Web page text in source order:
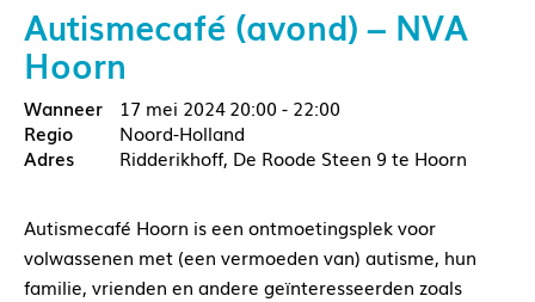
Autismecafé (avond) – NVA
Hoorn
17 mei 202420:00 - 22:00
Noord-Holland
Ridderikhoff, De Roode Steen 9 te Hoorn
Autismecafé Hoorn is een ontmoetingsplek voor
volwassenen met (een vermoeden van) autisme, hun
familie, vrienden en andere geïnteresseerden zoals